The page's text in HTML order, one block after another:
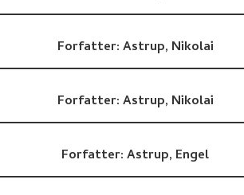
Forfatter:Astrup, Nikolai
Forfatter:Astrup, Nikolai
Forfatter:Astrup, Engel